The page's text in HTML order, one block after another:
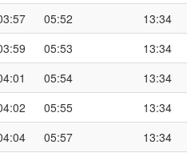
05:52 13:34
05:53 13:34
05:54 13:34
05:55 13:34
05:57 13:34